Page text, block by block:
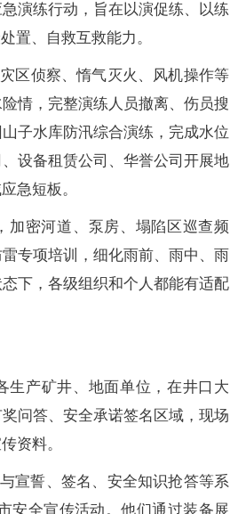
演练行动，旨在以演促练、以练
置、自救互救能力。
区侦察、惰气灭火、风机操作等
情，完整演练人员撤离、伤员搜
子水库防汛综合演练，完成水位
设备租赁公司、华誉公司开展地
急短板。
加密河道、泵房、塌陷区巡查频
专项培训，细化雨前、雨中、雨
下，各级组织和个人都能有适配
生产矿井、地面单位，在井口大
问答、安全承诺签名区域，现场
资料。
宣誓、签名、安全知识抢答等系
安全宣传活动。他们通过装备展